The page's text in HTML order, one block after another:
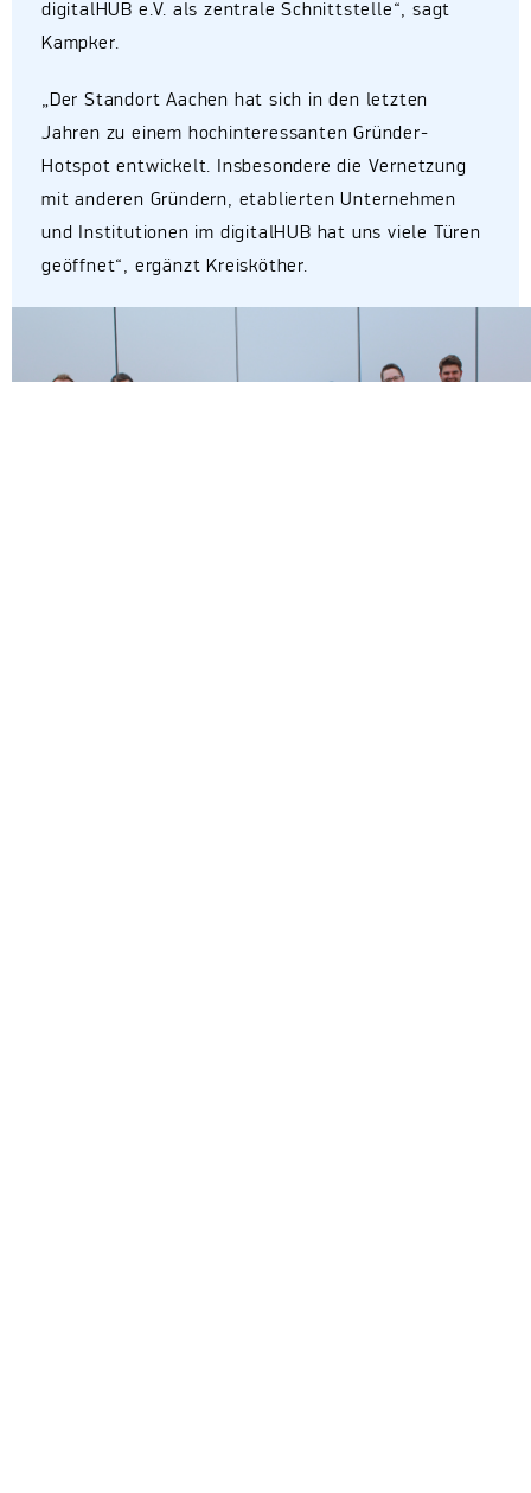
digitalHUB e.V. als zentrale Schnittstelle“, sagt
Kampker.
„Der Standort Aachen hat sich in den letzten
Jahren zu einem hochinteressanten Gründer-
Hotspot entwickelt. Insbesondere die Vernetzung
mit anderen Gründern, etablierten Unternehmen
und Institutionen im digitalHUB hat uns viele Türen
geöffnet“, ergänzt Kreisköther.